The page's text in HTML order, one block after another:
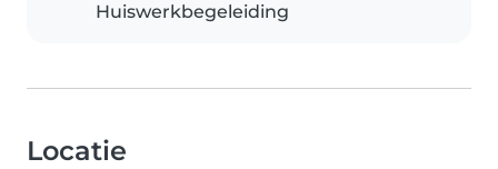
Huiswerkbegeleiding
Locatie